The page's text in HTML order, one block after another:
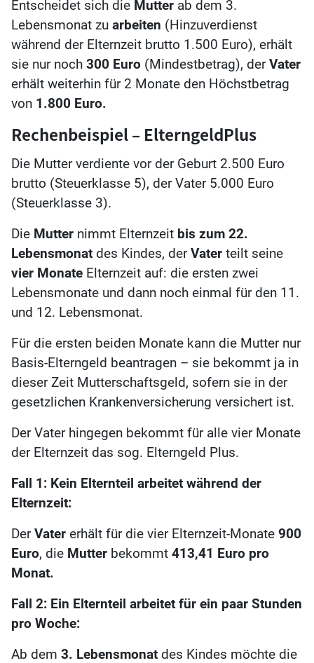
Entscheidet sich die Mutter ab dem 3.
Lebensmonat zu arbeiten (Hinzuverdienst
während der Elternzeit brutto 1.500 Euro), erhält
sie nur noch 300 Euro (Mindestbetrag), derVater
erhält weiterhin für 2 Monate den Höchstbetrag
von 1.800 Euro.
Rechenbeispiel – ElterngeldPlus
Die Mutter verdiente vor der Geburt 2.500 Euro
brutto (Steuerklasse 5), der Vater 5.000 Euro
(Steuerklasse 3).
Die Mutter nimmt Elternzeit bis zum 22.
Lebensmonat des Kindes, derVater teilt seine
vier Monate Elternzeit auf: die ersten zwei
Lebensmonate und dann noch einmal für den 11.
und 12. Lebensmonat.
Für die ersten beiden Monate kann die Mutter nur
Basis-Elterngeld beantragen – sie bekommt ja in
dieser Zeit Mutterschaftsgeld, sofern sie in der
gesetzlichen Krankenversicherung versichert ist.
Der Vater hingegen bekommt für alle vier Monate
der Elternzeit das sog. Elterngeld Plus.
Fall 1: Kein Elternteil arbeitet während der
Elternzeit:
DerVater erhält für die vier Elternzeit-Monate 900
Euro, die Mutter bekommt 413,41 Euro pro
Monat.
Fall 2: Ein Elternteil arbeitet für ein paar Stunden
pro Woche:
Ab dem 3. Lebensmonat des Kindes möchte die